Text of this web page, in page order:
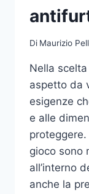
Di Maurizio
Nella
aspetto da
esigenze
e alle
gioco sono
all’interno
anche la